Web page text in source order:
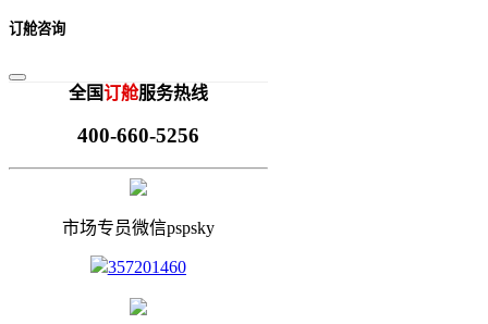
订舱咨询
全国订舱服务热线
400-660-5256
市场专员微信pspsky
357201460